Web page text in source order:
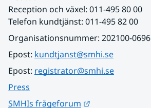
Reception och växel: 011-495 80 00
Telefon kundtjänst: 011-495 82 00
Organisationsnummer: 202100-0696
Epost: kundtjanst@smhi.se
Epost: registrator@smhi.se
Press
SMHIs frågeforum